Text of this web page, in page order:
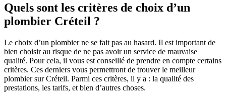
Quels sont les critères de choix d’un
plombier Créteil ?
Le choix d’un plombier ne se fait pas au hasard. Il est important de
bien choisir au risque de ne pas avoir un service de mauvaise
qualité. Pour cela, il vous est conseillé de prendre en compte certains
critères. Ces derniers vous permettront de trouver le meilleur
plombier sur Créteil. Parmi ces critères, il y a : la qualité des
prestations, les tarifs, et bien d’autres choses.